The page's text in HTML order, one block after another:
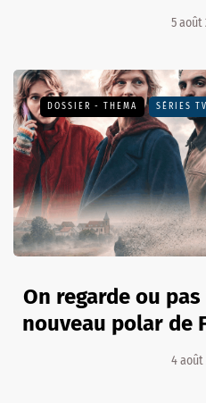
5 août
DOSSIER - THEMA SÉRIES TV
On regarde ou
nouveau polar de
4 août